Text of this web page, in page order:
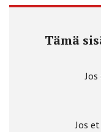
Tämä
Jos